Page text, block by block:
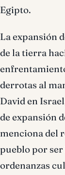
Egipto.
La expansión
de la tierra
derrotas al
David en
de expansión
menciona del
pueblo por
ordenanzas